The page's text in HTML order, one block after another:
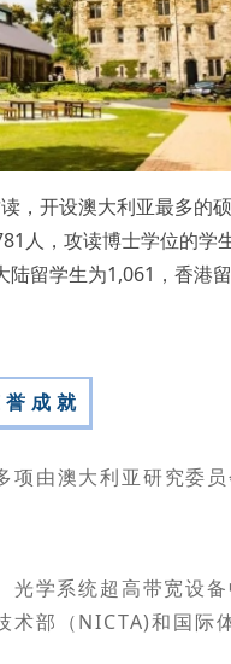
，开设澳大利亚最多的
人，攻读博士学位的学
留学生为1,061，香港
誉 成 就
由澳大利亚研究委
学系统超高带宽设
部（NICTA)和国际